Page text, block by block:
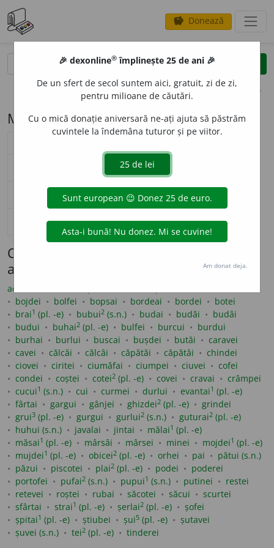
savings Donează
opțiuni
Modelul de flexiune N65 (pai)
pai
plural paie
genitiv-dativ
singular pai paiului
plural p aie pa ielor
vocativ
plural —
Cuvinte care se flexionează conform
acestui model (maximum 100 afișate)
achindei
bojdei
bolfei bopsai bordeai bordei
botei
brai1 (pl. -e) bubui2 (s.n.) budai budăi
budâi
budui
buhai2 (pl. -e) bulfei burcui
burdui
burhai
burlui buscai bușdei butăi
caravei
cavei
călcăi călcâi căpătăi căpătâi
chindei
ciovei
ciritei ciumăfai ciumpei ciuvei
cofei
condei
coștei cotei2 (pl. -e) covei cravai
crâmpei
cucui1 (s.n.) cui curmei durlui evantai1 (pl. -e)
fârtai
gargui gânjei ghizdei2 (pl. -e)
grindei
grui3 (pl. -e) gurgui gurlui2 (s.n.) guturai2 (pl. -e)
huhui (s.n.)
javalai jintai mălai1 (pl. -e)
măsai1 (pl. -e) mârsâi mârsei minei mojdei1 (pl. -e)
mujdei1 (pl. -e) obicei2 (pl. -e) orhei pai
pătui (s.n.)
păzui
piscotei plai2 (pl. -e) podei
poderei
portofei
pufai2 (s.n.) pupui1 (s.n.) putinei
restei
retevei
roștei rubai săcotei săcui
scurtei
sfârtai
strai1 (pl. -e) șerlai2 (pl. -e)
șofei
șpitai1 (pl. -e) știubei șui5 (pl. -e)
șutavei
șuvei (s.n.)
tei2 (pl. -e) tinderei
🎉 dexonline® împlinește 25 de ani 🎉
De un sfert de secol suntem aici, gratuit, zi de zi,
pentru milioane de căutări.
Cu o mică donație aniversară ne-ați ajuta să păstrăm
cuvintele la îndemâna tuturor și pe viitor.
Am donat deja.